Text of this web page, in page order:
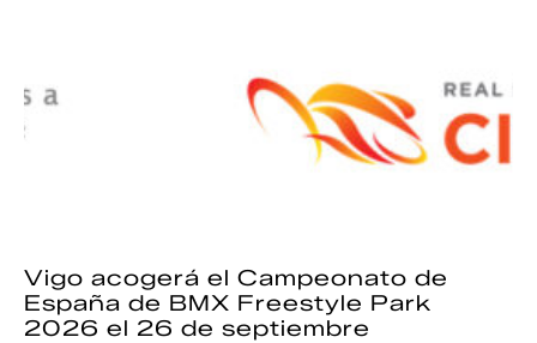
Vigo acogerá el Campeonato de
España de BMX Freestyle Park
2026 el 26 de septiembre